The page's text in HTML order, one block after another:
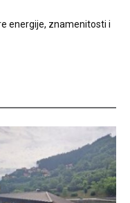
energije, znamenitosti i